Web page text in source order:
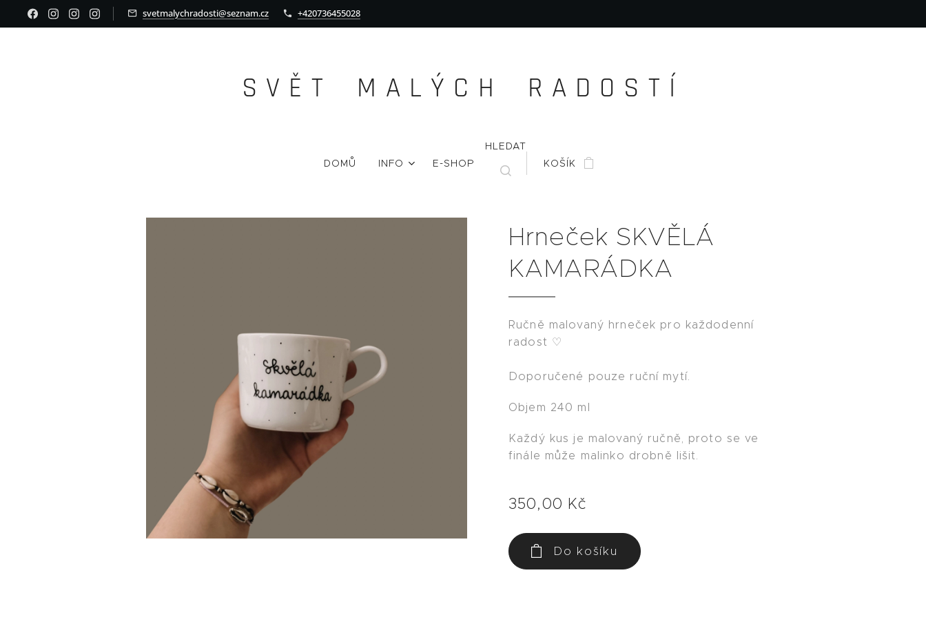
svetmalychradosti@seznam.cz +420736455028
S V Ě T M A L Ý C H R A D O S T Í
DOMŮ INFO E-SHOP
HLEDAT
KOŠÍK
Hrneček SKVĚLÁ
KAMARÁDKA
Ručně malovaný hrneček pro každodenní
radost ♡
Doporučené pouze ruční mytí.
Objem 240 ml
Každý kus je malovaný ručně, proto se ve
finále může malinko drobně lišit.
350,00 Kč
Do košíku